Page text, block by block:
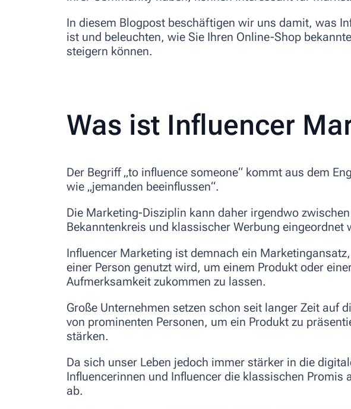
In diesem Blogpost beschäftigen wir uns damit, was
ist und beleuchten, wie Sie Ihren Online-Shop
steigern können.
Was ist Influencer
Der Begriff „to influence someone“ kommt aus dem
wie „jemanden beeinflussen“.
Die Marketing-Disziplin kann daher irgendwo
Bekanntenkreis und klassischer Werbung eingeordnet
Influencer Marketing ist demnach ein
einer Person genutzt wird, um einem Produkt oder
Aufmerksamkeit zukommen zu lassen.
Große Unternehmen setzen schon seit langer Zeit auf
von prominenten Personen, um ein Produkt zu
stärken.
Da sich unser Leben jedoch immer stärker in die
Influencerinnen und Influencer die klassischen Promis
ab.